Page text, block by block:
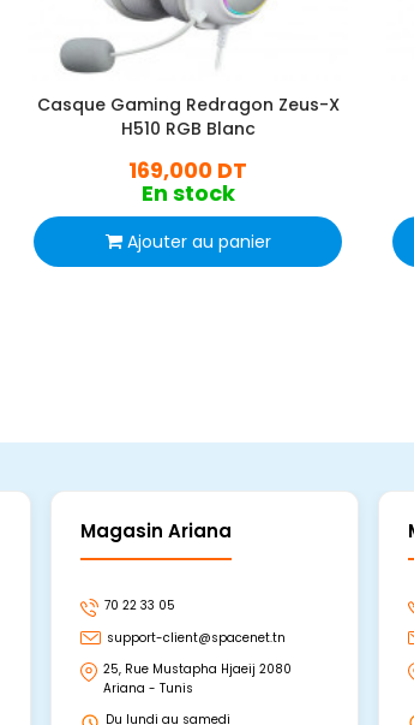
Casque Gaming Redragon Zeus-X
H510 RGB Blanc
169,000 DT
En stock
Ajouter au panier
Magasin Ariana
70 22 33 05
support-client@spacenet.tn
25, Rue Mustapha Hjaeij 2080
Ariana - Tunis
Du lundi au samedi